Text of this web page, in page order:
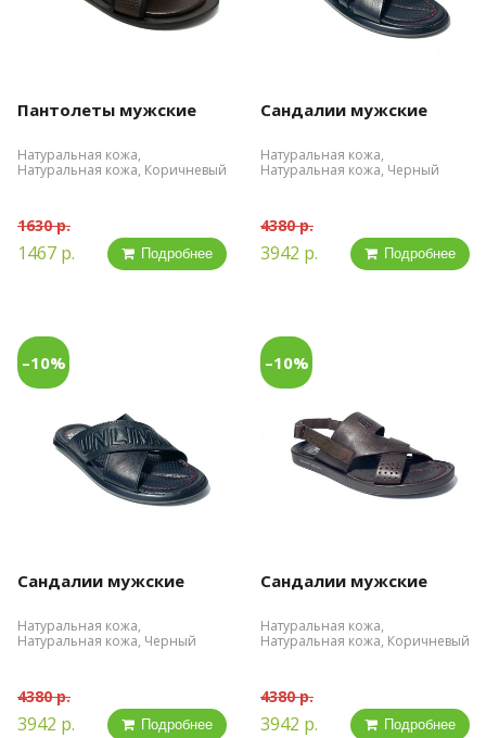
Пантолеты мужские
Натуральная кожа,
Натуральная кожа, Коричневый
1630 р.
1467 р. Подробнее
Сандалии мужские
Натуральная кожа,
Натуральная кожа, Черный
4380 р.
3942 р. Подробнее
–10%
Сандалии мужские
Натуральная кожа,
Натуральная кожа, Черный
4380 р.
3942 р. Подробнее
–10%
Сандалии мужские
Натуральная кожа,
Натуральная кожа, Коричневый
4380 р.
3942 р. Подробнее